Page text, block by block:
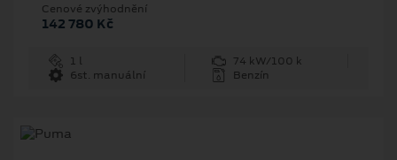
Cenové zvýhodnění
142 780 Kč
1 l
74 kW/100 k
6st. manuální
Benzín